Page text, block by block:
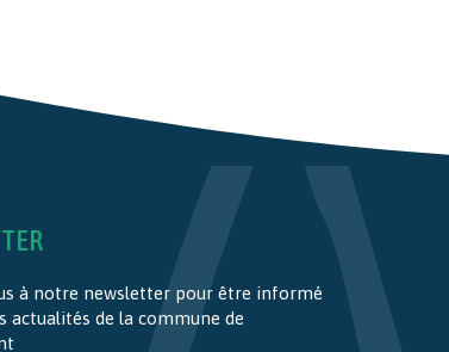
à notre newsletter pour être informé
actualités de la commune de